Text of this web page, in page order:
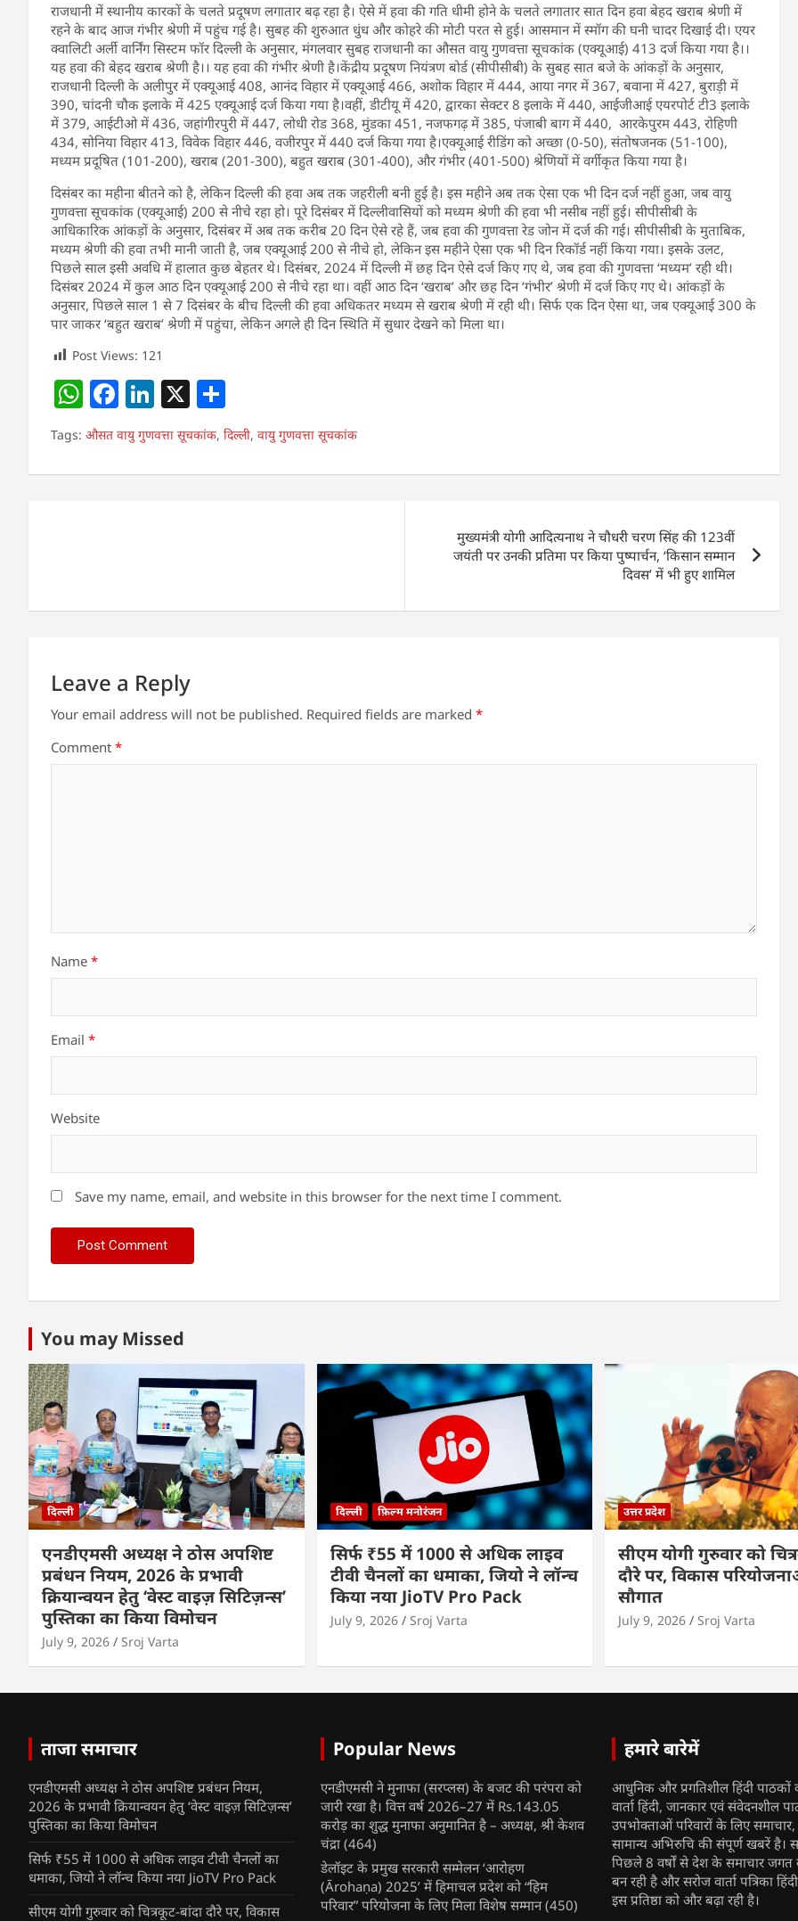
राजधानी में स्थानीय कारकों के चलते प्रदूषण लगातार बढ़ रहा है। ऐसे में हवा की गति धीमी होने के चलते लगातार सात दिन हवा बेहद खराब श्रेणी में
रहने के बाद आज गंभीर श्रेणी में पहुंच गई है। सुबह की शुरुआत धुंध और कोहरे की मोटी परत से हुई। आसमान में स्मॉग की घनी चादर दिखाई दी। एयर
क्वालिटी अर्ली वार्निंग सिस्टम फॉर दिल्ली के अनुसार, मंगलवार सुबह राजधानी का औसत वायु गुणवत्ता सूचकांक (एक्यूआई) 413 दर्ज किया गया है।।
यह हवा की बेहद खराब श्रेणी है।। यह हवा की गंभीर श्रेणी है।केंद्रीय प्रदूषण नियंत्रण बोर्ड (सीपीसीबी) के सुबह सात बजे के आंकड़ों के अनुसार,
राजधानी दिल्ली के अलीपुर में एक्यूआई 408, आनंद विहार में एक्यूआई 466, अशोक विहार में 444, आया नगर में 367, बवाना में 427, बुराड़ी में
390, चांदनी चौक इलाके में 425 एक्यूआई दर्ज किया गया है।वहीं, डीटीयू में 420, द्वारका सेक्टर 8 इलाके में 440, आईजीआई एयरपोर्ट टी3 इलाके
में 379, आईटीओ में 436, जहांगीरपुरी में 447, लोधी रोड 368, मुंडका 451, नजफगढ़ में 385, पंजाबी बाग में 440, आरकेपुरम 443, रोहिणी
434, सोनिया विहार 413, विवेक विहार 446, वजीरपुर में 440 दर्ज किया गया है।एक्यूआई रीडिंग को अच्छा (0-50), संतोषजनक (51-100),
मध्यम प्रदूषित (101-200), खराब (201-300), बहुत खराब (301-400), और गंभीर (401-500) श्रेणियों में वर्गीकृत किया गया है।
दिसंबर का महीना बीतने को है, लेकिन दिल्ली की हवा अब तक जहरीली बनी हुई है। इस महीने अब तक ऐसा एक भी दिन दर्ज नहीं हुआ, जब वायु
गुणवत्ता सूचकांक (एक्यूआई) 200 से नीचे रहा हो। पूरे दिसंबर में दिल्लीवासियों को मध्यम श्रेणी की हवा भी नसीब नहीं हुई। सीपीसीबी के
आधिकारिक आंकड़ों के अनुसार, दिसंबर में अब तक करीब 20 दिन ऐसे रहे हैं, जब हवा की गुणवत्ता रेड जोन में दर्ज की गई। सीपीसीबी के मुताबिक,
मध्यम श्रेणी की हवा तभी मानी जाती है, जब एक्यूआई 200 से नीचे हो, लेकिन इस महीने ऐसा एक भी दिन रिकॉर्ड नहीं किया गया। इसके उलट,
पिछले साल इसी अवधि में हालात कुछ बेहतर थे। दिसंबर, 2024 में दिल्ली में छह दिन ऐसे दर्ज किए गए थे, जब हवा की गुणवत्ता ‘मध्यम’ रही थी।
दिसंबर 2024 में कुल आठ दिन एक्यूआई 200 से नीचे रहा था। वहीं आठ दिन ‘खराब’ और छह दिन ‘गंभीर’ श्रेणी में दर्ज किए गए थे। आंकड़ों के
अनुसार, पिछले साल 1 से 7 दिसंबर के बीच दिल्ली की हवा अधिकतर मध्यम से खराब श्रेणी में रही थी। सिर्फ एक दिन ऐसा था, जब एक्यूआई 300 के
पार जाकर ‘बहुत खराब’ श्रेणी में पहुंचा, लेकिन अगले ही दिन स्थिति में सुधार देखने को मिला था।
Post Views: 121
W
h
at
s
F
a
c
e
Li
n
k
e
X
h
ar
e
Tags: औसत वायु गुणवत्ता सूचकांक, दिल्ली, वायु गुणवत्ता सूचकांक
मुख्यमंत्री योगी आदित्यनाथ ने चौधरी चरण सिंह की 123वीं
जयंती पर उनकी प्रतिमा पर किया पुष्पार्चन, ‘किसान सम्मान
दिवस’ में भी हुए शामिल
Leave a Reply
Your email address will not be published. Required fields are marked *
Comment *
Name *
Email *
Website
Save my name, email, and website in this browser for the next time I comment.
You may Missed
दिल्ली
एनडीएमसी अध्यक्ष ने ठोस अपशिष्ट
प्रबंधन नियम, 2026 के प्रभावी
क्रियान्वयन हेतु ‘वेस्ट वाइज़ सिटिज़न्स’
पुस्तिका का किया विमोचन
July 9, 2026 Sroj Varta
दिल्ली फ़िल्म मनोरंजन
सिर्फ ₹55 में 1000 से अधिक लाइव
टीवी चैनलों का धमाका, जियो ने लॉन्च
किया नया JioTV Pro Pack
July 9, 2026 Sroj Varta
उत्तर प्रदेश
सीएम योगी गुरुवार को
दौरे पर, विकास
सौगात
July 9, 2026 Sroj Varta
ताजा समाचार
एनडीएमसी अध्यक्ष ने ठोस अपशिष्ट प्रबंधन नियम,
2026 के प्रभावी क्रियान्वयन हेतु ‘वेस्ट वाइज़ सिटिज़न्स’
पुस्तिका का किया विमोचन
सिर्फ ₹55 में 1000 से अधिक लाइव टीवी चैनलों का
धमाका, जियो ने लॉन्च किया नया JioTV Pro Pack
सीएम योगी गुरुवार को चित्रकूट-बांदा दौरे पर, विकास
Popular News
एनडीएमसी ने मुनाफा (सरप्लस) के बजट की परंपरा को
जारी रखा है। वित्त वर्ष 2026–27 में Rs.143.05
करोड़ का शुद्ध मुनाफा अनुमानित है – अध्यक्ष, श्री केशव
चंद्रा (464)
डेलॉइट के प्रमुख सरकारी सम्मेलन ‘आरोहण
(Ārohaṇa) 2025’ में हिमाचल प्रदेश को “हिम
परिवार” परियोजना के लिए मिला विशेष सम्मान (450)
हमारे बारेमें
आधुनिक और प्रगतिशील हिंदी पाठकों
वार्ता हिंदी, जानकार एवं संवेदनशील
उपभोक्ताओं परिवारों के लिए
सामान्य अभिरुचि की संपूर्ण खबरें है।
पिछले 8 वर्षों से देश के समाचार जगत
बन रही है और सरोज वार्ता पत्रिका
इस प्रतिष्ठा को और बढ़ा रही है।